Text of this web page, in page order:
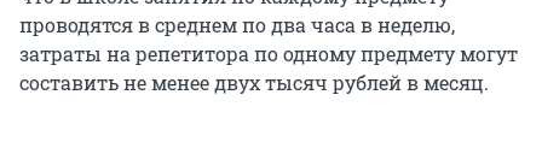
проводятся в среднем по два часа в неделю,
затраты на репетитора по одному предмету могут
составить не менее двух тысяч рублей в месяц.